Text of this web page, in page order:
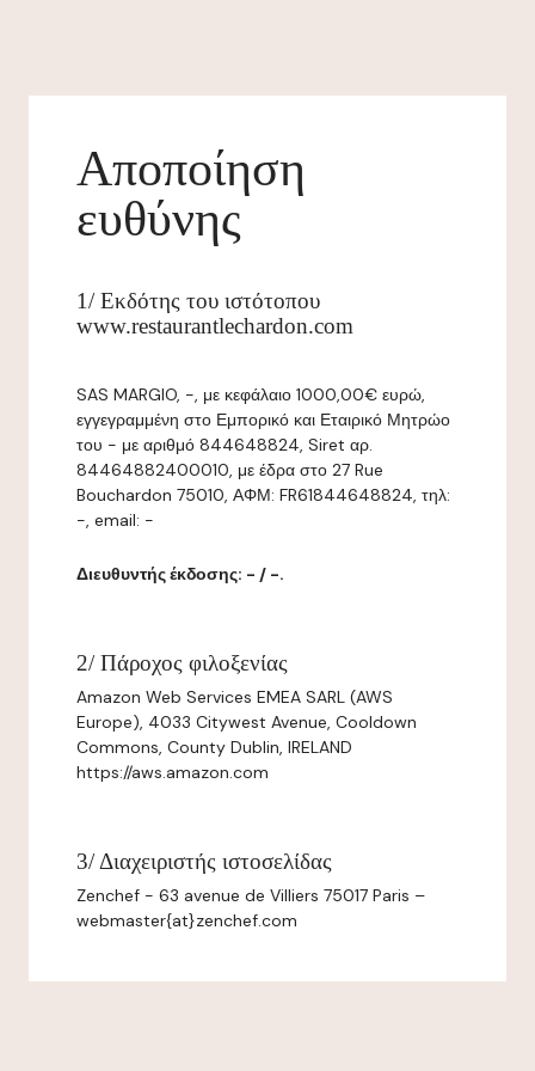
Αποποίηση
ευθύνης
1/ Εκδότης του ιστότοπου
www.restaurantlechardon.com
SAS MARGIO, -, με κεφάλαιο 1000,00€ ευρώ,
εγγεγραμμένη στο Εμπορικό και Εταιρικό Μητρώο
του - με αριθμό 844648824, Siret αρ.
84464882400010, με έδρα στο 27 Rue
Bouchardon 75010, ΑΦΜ: FR61844648824, τηλ:
-, email: -
Διευθυντής έκδοσης: - / -.
2/ Πάροχος φιλοξενίας
Amazon Web Services EMEA SARL (AWS
Europe), 4033 Citywest Avenue, Cooldown
Commons, County Dublin, IRELAND
https://aws.amazon.com
3/ Διαχειριστής ιστοσελίδας
Zenchef - 63 avenue de Villiers 75017 Paris –
webmaster{at}zenchef.com